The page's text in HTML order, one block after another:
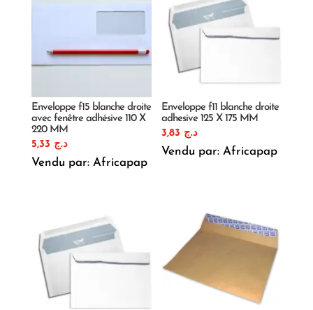
Enveloppe f15 blanche droite
avec fenêtre adhésive 110 X
220 MM
د.ج
Vendu par: Africapap
Enveloppe f11 blanche droite
adhesive 125 X 175 MM
د.ج
Vendu par: Africapap